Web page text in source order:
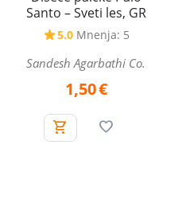
Santo – Sveti les, GR
5.0 Mnenja: 5
Sandesh Agarbathi Co.
1,50€